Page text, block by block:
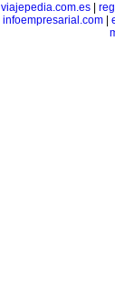
viajepedia.com.es|
infoempresarial.com|